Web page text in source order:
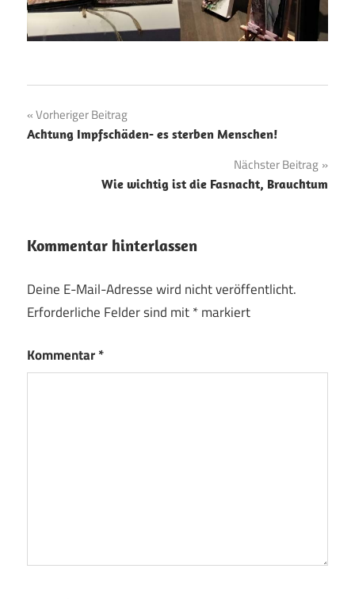
Beitragsnavigation
Vorheriger Beitrag
Achtung Impfschäden- es sterben Menschen!
Nächster Beitrag
Wie wichtig ist die Fasnacht, Brauchtum
Kommentar hinterlassen
Deine E-Mail-Adresse wird nicht veröffentlicht.
Erforderliche Felder sind mit*markiert
Kommentar*